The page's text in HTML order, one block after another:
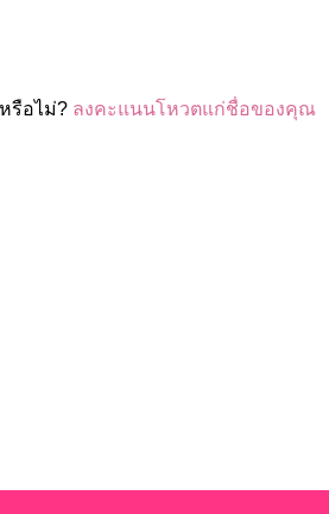
รือไม่? ลงคะแนนโหวตแก่ชื่อของคุณ